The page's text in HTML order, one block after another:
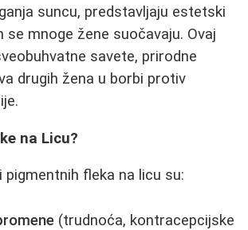
suncu, predstavljaju estetski
se mnoge žene suočavaju. Ovaj
savete, prirodne
drugih žena u borbi protiv
na Licu?
pigmentnih fleka na licu su:
(trudnoća, kontracepcijske